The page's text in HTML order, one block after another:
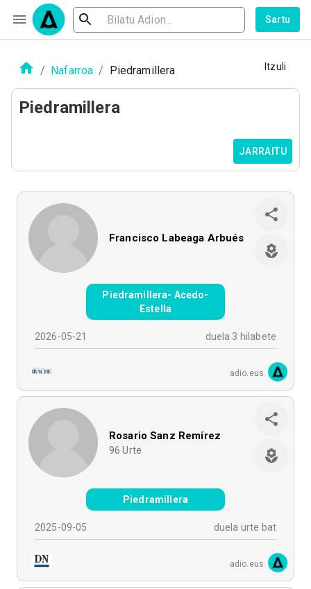
Sartu
/ Nafarroa / Piedramillera Itzuli
Piedramillera
JARRAITU
Francisco Labeaga Arbués
Piedramillera- Acedo-
Estella
2026-05-21 duela 3 hilabete
adio.eus
Rosario Sanz Remírez
96 Urte
Piedramillera
2025-09-05 duela urte bat
adio.eus